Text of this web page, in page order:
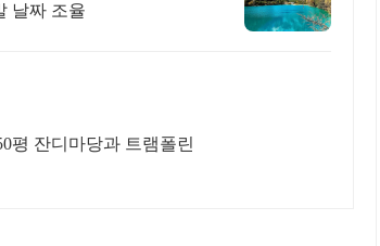
날짜 조율
평 잔디마당과 트램폴린